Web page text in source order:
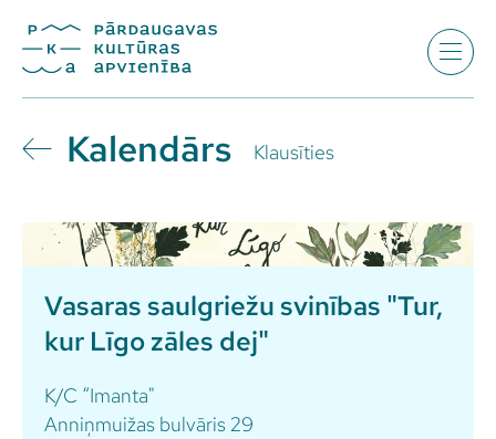
Kalendārs Klausīties
Vasaras saulgriežu svinības "Tur,
kur Līgo zāles dej"
K/C “Imanta"
Anniņmuižas bulvāris 29